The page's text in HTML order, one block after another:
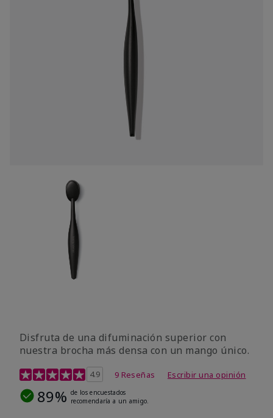
Disfruta de una difuminación superior con
nuestra brocha más densa con un mango único.
Calificación de clientes de 4,4 de 5
4.9 9 Reseñas Escribir una opinión
89% de los encuestados
recomendaría a un amigo.